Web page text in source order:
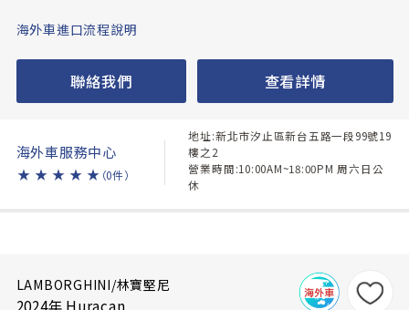
海外車進口流程說明
聯絡我們 查看詳情
海外車服務中心
★ ★ ★ ★ ★ （0件）
地址:新北市汐止區新台五路一段99號19
樓之2
營業時間:10:00AM~18:00PM 周六日公
休
LAMBORGHINI/林寶堅尼
2024年 Huracan